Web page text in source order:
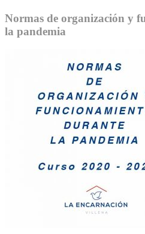
Normas de organización y
la pandemia